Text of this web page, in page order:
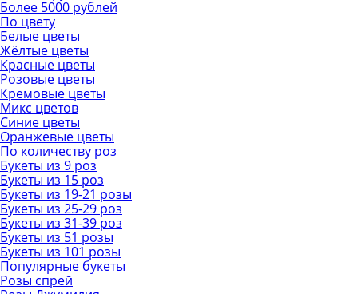
Более 5000 рублей
По цвету
Белые цветы
Жёлтые цветы
Красные цветы
Розовые цветы
Кремовые цветы
Микс цветов
Синие цветы
Оранжевые цветы
По количеству роз
Букеты из 9 роз
Букеты из 15 роз
Букеты из 19-21 розы
Букеты из 25-29 роз
Букеты из 31-39 роз
Букеты из 51 розы
Букеты из 101 розы
Популярные букеты
Розы спрей